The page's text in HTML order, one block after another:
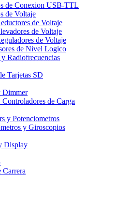
de Conexion USB-TTL
de Voltaje
de Voltaje
de Voltaje
de Voltaje
de Nivel Logico
Radiofrecuencias
Tarjetas SD
Dimmer
Controladores de Carga
y Potenciometros
y Giroscopios
Display
Carrera